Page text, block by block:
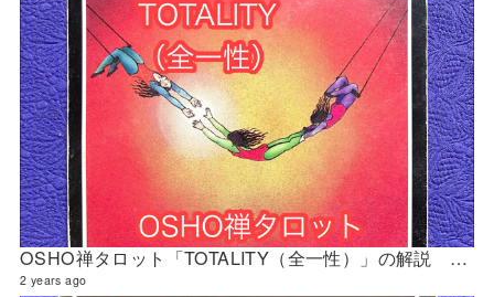
OSHO禅タロット「TOTALITY（全一性）」の解説 2024年4月の門鑑定（創門）
2 years ago